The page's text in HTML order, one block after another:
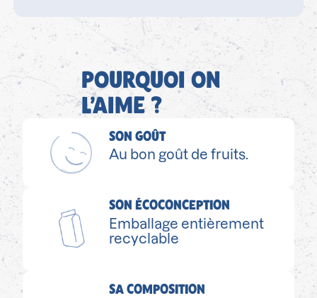
POURQUOI ON
L’AIME ?
SON GOÛT
Au bon goût de fruits.
SON ÉCOCONCEPTION
Emballage entièrement
recyclable
SA COMPOSITION